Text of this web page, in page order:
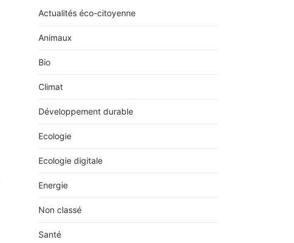
Actualités éco-citoyenne
Animaux
Bio
Climat
Développement durable
Ecologie
Ecologie digitale
Energie
Non classé
Santé